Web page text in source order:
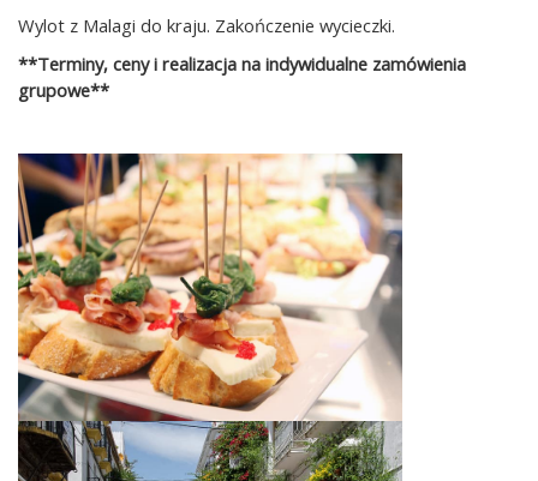
Wylot z Malagi do kraju. Zakończenie wycieczki.
**Terminy, ceny i realizacja na indywidualne zamówienia
grupowe**